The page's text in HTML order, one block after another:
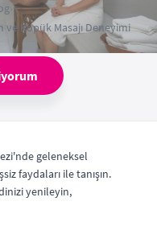
›
Köpük Masajı Deneyimi
geleneksel
faydaları ile tanışın.
yenileyin,